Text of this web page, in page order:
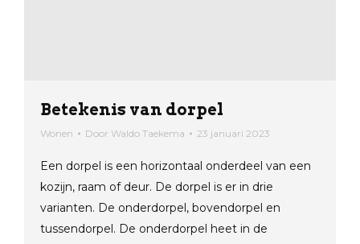
Betekenis van dorpel
Wonen Door Waldo Taekema 23 januari 2023
Een dorpel is een horizontaal onderdeel van een
kozijn, raam of deur. De dorpel is er in drie
varianten. De onderdorpel, bovendorpel en
tussendorpel. De onderdorpel heet in de